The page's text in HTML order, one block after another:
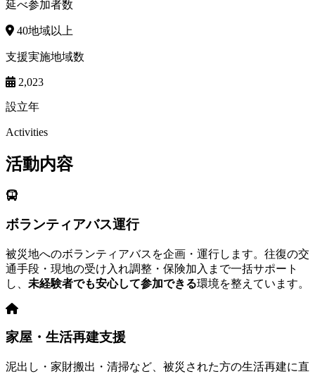
延べ参加者数
40地域以上
支援実施地域数
2,023
設立年
Activities
活動内容
ボランティアバス運行
被災地へのボランティアバスを企画・運行します。往復の交
通手段・現地の受け入れ調整・保険加入まで一括サポート
し、 未経験者でも安心して参加できる環境を整えています。
家屋・生活再建支援
泥出し・家財搬出・清掃など、被災された方の生活再建に直